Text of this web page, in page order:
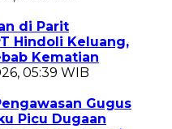
di Parit
Hindoli Keluang,
Kematian
05:39 WIB
Gugus
Picu Dugaan